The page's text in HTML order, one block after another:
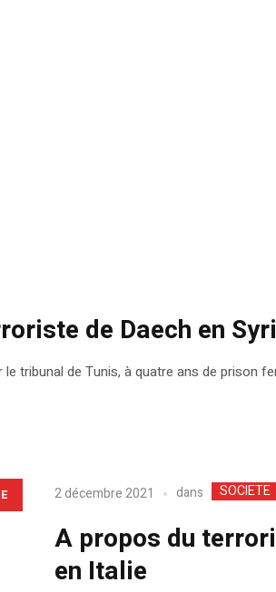
de Daech en
tribunal de Tunis, à quatre ans de prison
2 décembre 2021 dans SOCIETE
A propos du
en Italie